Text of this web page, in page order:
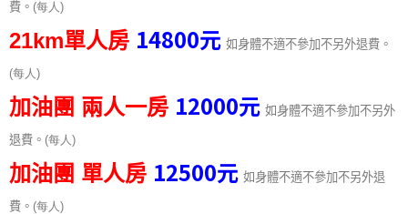
費。 (每人 )
21km單人房 14800元 如身體不適不參加不另外退費。
(每人 )
加油團 兩人一房 12000元 如身體不適不參加不另外
退費。 (每人 )
加油團 單人房 12500元 如身體不適不參加不另外退
費。 (每人 )